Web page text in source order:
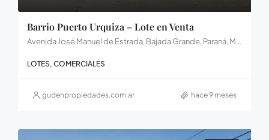
Barrio Puerto Urquiza – Lote en Venta
Avenida José Manuel de Estrada, Bajada Grande, Paraná, Municipio de Paraná, Distrito Sauce, Departamento Paraná, E3100, Argentina
LOTES, COMERCIALES
gudenpropiedades.com.ar hace 9 meses